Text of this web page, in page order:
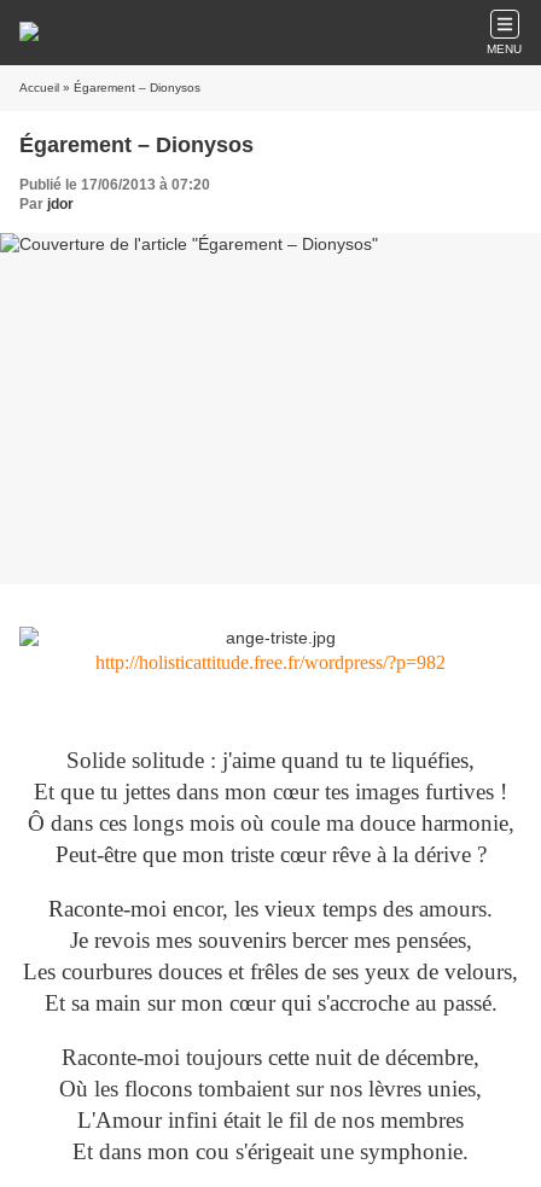
MENU
Accueil » Égarement – Dionysos
Égarement – Dionysos
Publié le 17/06/2013 à 07:20
Par jdor
http://holisticattitude.free.fr/wordpress/?p=982
Solide solitude : j'aime quand tu te liquéfies,
Et que tu jettes dans mon cœur tes images furtives !
Ô dans ces longs mois où coule ma douce harmonie,
Peut-être que mon triste cœur rêve à la dérive ?
Raconte-moi encor, les vieux temps des amours.
Je revois mes souvenirs bercer mes pensées,
Les courbures douces et frêles de ses yeux de velours,
Et sa main sur mon cœur qui s'accroche au passé.
Raconte-moi toujours cette nuit de décembre,
Où les flocons tombaient sur nos lèvres unies,
L'Amour infini était le fil de nos membres
Et dans mon cou s'érigeait une symphonie.